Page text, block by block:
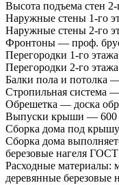
Высота подъема стен
Наружные стены 1-го
Наружные стены 2-го
Фронтоны — проф.
Перегородки 1-го
Перегородки 2-го
Балки пола и потолка
Стропильная система
Обрешетка — доска
Выпуски крыши — 600
Сборка дома под
Сборка дома
березовые нагеля
Расходные материалы:
деревянные березовые